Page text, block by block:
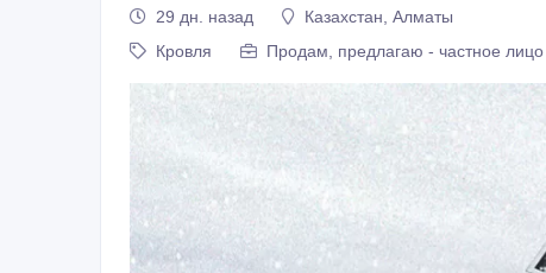
29 дн. назад
Казахстан, Алматы
Кровля
Продам, предлагаю - частное лицо